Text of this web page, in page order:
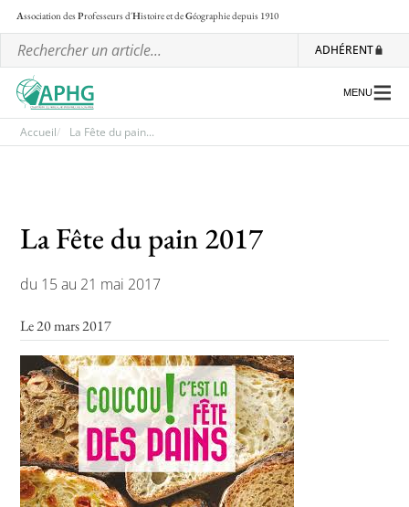
Association desProfesseurs d'Histoire et deGéographiedepuis 1910
ADHÉRENT
Les ateliers nationaux
Communiqués et motions
Lettre d’information de l’APHG
L’APHG dans la presse
Toutes les actualités
MENU
Accueil La Fête du pain...
La Fête du pain 2017
du 15 au 21 mai 2017
Le 20 mars 2017